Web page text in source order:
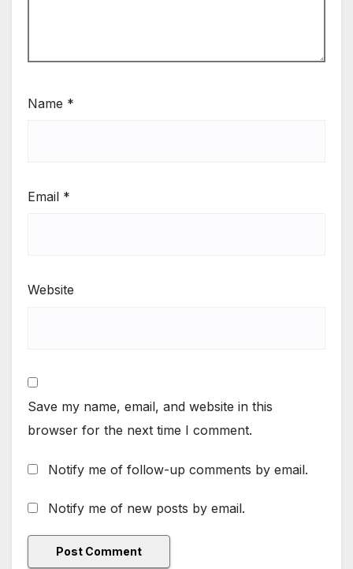
Name *
Email *
Website
Save my name, email, and website in this
browser for the next time I comment.
Notify me of follow-up comments by email.
Notify me of new posts by email.